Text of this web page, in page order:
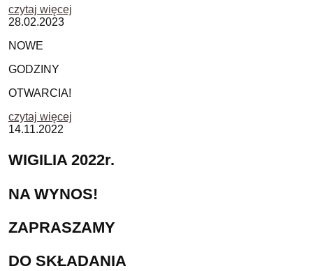
czytaj więcej
28.02.2023
NOWE
GODZINY
OTWARCIA!
czytaj więcej
14.11.2022
WIGILIA 2022r.
NA WYNOS!
ZAPRASZAMY
DO SKŁADANIA